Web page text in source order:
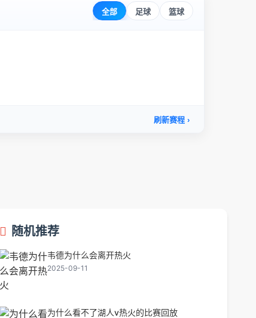
随机推荐
韦德为什么会离开热火
2025-09-11
为什么看不了湖人v热火的比赛回放